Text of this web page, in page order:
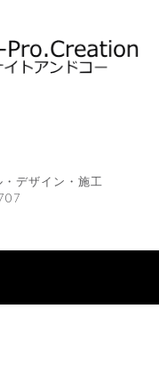
デザイン・施工